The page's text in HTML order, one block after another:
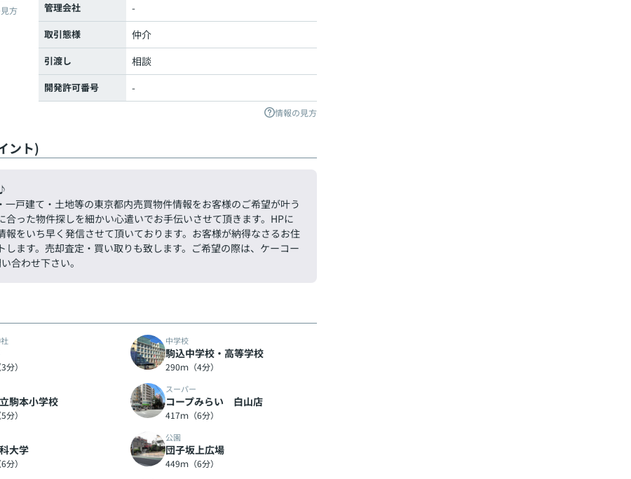
方 管理会社 -
取引態様 仲介
引渡し 相談
開発許可番号 -
情報の見方
ント)
♪
戸建て・土地等の東京都内売買物件情報をお客様のご希望が叶う
った物件探しを細かい心遣いでお手伝いさせて頂きます。HPに
をいち早く発信させて頂いております。お客様が納得なさるお住
ます。売却査定・買い取りも致します。ご希望の際は、ケーコー
合わせ下さい。
分）
中学校
駒込中学校・高等学校
290ｍ（4分）
駒本小学校
分）
スーパー
コープみらい 白山店
417ｍ（6分）
大学
分）
公園
団子坂上広場
449ｍ（6分）